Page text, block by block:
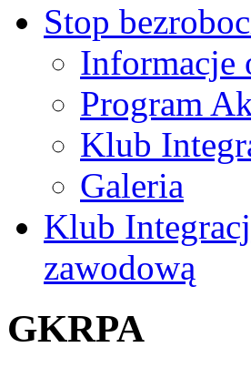
Stop
Informacje
Program
Klub
Galeria
Klub
zawodową
GKRPA